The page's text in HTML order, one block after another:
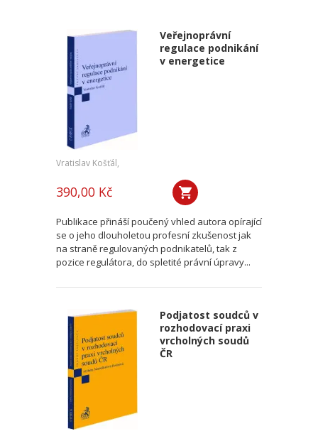
Veřejnoprávní
regulace podnikání
v energetice
Vratislav Košťál,
390,00 Kč
Publikace přináší poučený vhled autora opírající
se o jeho dlouholetou profesní zkušenost jak
na straně regulovaných podnikatelů, tak z
pozice regulátora, do spletité právní úpravy...
Podjatost soudců v
rozhodovací praxi
vrcholných soudů
ČR